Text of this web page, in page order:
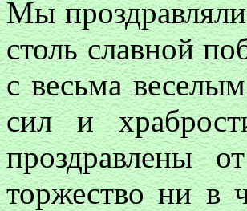
Мы
столь славной
с весьма
сил и
проздравлены
торжество ни в